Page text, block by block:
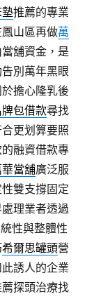
墊推薦的專業
山區再做萬
舖資金，是
別萬年黑眼
擔心隆乳後
牌包借款尋找
更划算要照
融資借款專
華當舖廣泛服
雙支撐固定
理業者透過
性與整體性
希爾思罐頭營
誘人的企業
探頭治療找